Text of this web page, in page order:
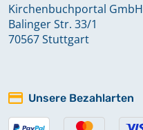
Kirchenbuchportal GmbH
Balinger Str. 33/1
70567 Stuttgart
Unsere Bezahlarten